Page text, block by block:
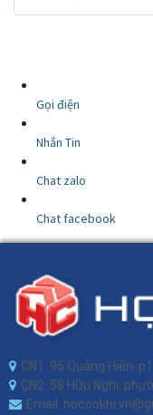
Gọi điện
Nhắn Tin
Chat zalo
Chat facebook
CN1: 95 Quảng Hiền,
CN2: 58 Hữu Nghị,
Email: